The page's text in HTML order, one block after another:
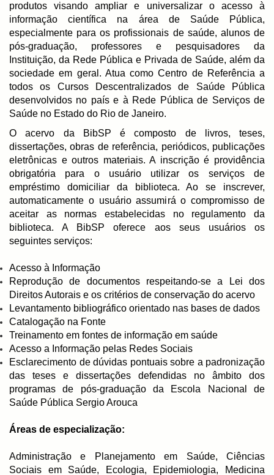
produtos visando ampliar e universalizar o acesso à
informação científica na área de Saúde Pública,
especialmente para os profissionais de saúde, alunos de
pós-graduação, professores e pesquisadores da
Instituição, da Rede Pública e Privada de Saúde, além da
sociedade em geral. Atua como Centro de Referência a
todos os Cursos Descentralizados de Saúde Pública
desenvolvidos no país e à Rede Pública de Serviços de
Saúde no Estado do Rio de Janeiro.
O acervo da BibSP é composto de livros, teses,
dissertações, obras de referência, periódicos, publicações
eletrônicas e outros materiais. A inscrição é providência
obrigatória para o usuário utilizar os serviços de
empréstimo domiciliar da biblioteca. Ao se inscrever,
automaticamente o usuário assumirá o compromisso de
aceitar as normas estabelecidas no regulamento da
biblioteca. A BibSP oferece aos seus usuários os
seguintes serviços:
Acesso à Informação
Reprodução de documentos respeitando-se a Lei dos
Direitos Autorais e os critérios de conservação do acervo
Levantamento bibliográfico orientado nas bases de dados
Catalogação na Fonte
Treinamento em fontes de informação em saúde
Acesso a Informação pelas Redes Sociais
Esclarecimento de dúvidas pontuais sobre a padronização
das teses e dissertações defendidas no âmbito dos
programas de pós-graduação da Escola Nacional de
Saúde Pública Sergio Arouca
Áreas de especialização:
Administração e Planejamento em Saúde, Ciências
Sociais em Saúde, Ecologia, Epidemiologia, Medicina